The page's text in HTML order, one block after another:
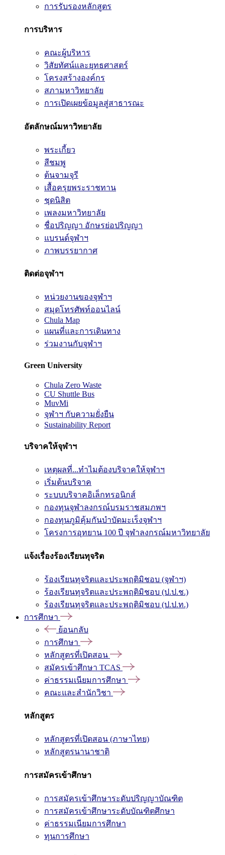
การรับรองหลักสูตร
การบริหาร
คณะผู้บริหาร
วิสัยทัศน์และยุทธศาสตร์
โครงสร้างองค์กร
สภามหาวิทยาลัย
การเปิดเผยข้อมูลสู่สาธารณะ
อัตลักษณ์มหาวิทยาลัย
พระเกี้ยว
สีชมพู
ต้นจามจุรี
เสื้อครุยพระราชทาน
ชุดนิสิต
เพลงมหาวิทยาลัย
ชื่อปริญญา อักษรย่อปริญญา
แบรนด์จุฬาฯ
ภาพบรรยากาศ
ติดต่อจุฬาฯ
หน่วยงานของจุฬาฯ
สมุดโทรศัพท์ออนไลน์
Chula Map
แผนที่และการเดินทาง
ร่วมงานกับจุฬาฯ
Green University
Chula Zero Waste
CU Shuttle Bus
MuvMi
จุฬาฯ กับความยั่งยืน
Sustainability Report
บริจาคให้จุฬาฯ
เหตุผลที่...ทำไมต้องบริจาคให้จุฬาฯ
เริ่มต้นบริจาค
ระบบบริจาคอิเล็กทรอนิกส์
กองทุนจุฬาลงกรณ์บรมราชสมภพฯ
กองทุนภูมิคุ้มกันบำบัดมะเร็งจุฬาฯ
โครงการอุทยาน 100 ปี จุฬาลงกรณ์มหาวิทยาลัย
แจ้งเรื่องร้องเรียนทุจริต
ร้องเรียนทุจริตและประพฤติมิชอบ (จุฬาฯ)
ร้องเรียนทุจริตและประพฤติมิชอบ (ป.ป.ช.)
ร้องเรียนทุจริตและประพฤติมิชอบ (ป.ป.ท.)
การศึกษา
ย้อนกลับ
การศึกษา
หลักสูตรที่เปิดสอน
สมัครเข้าศึกษา TCAS
ค่าธรรมเนียมการศึกษา
คณะและสำนักวิชา
หลักสูตร
หลักสูตรที่เปิดสอน (ภาษาไทย)
หลักสูตรนานาชาติ
การสมัครเข้าศึกษา
การสมัครเข้าศึกษาระดับปริญญาบัณฑิต
การสมัครเข้าศึกษาระดับบัณฑิตศึกษา
ค่าธรรมเนียมการศึกษา
ทุนการศึกษา